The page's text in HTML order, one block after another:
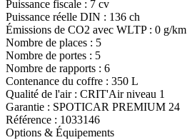
Puissance fiscale : 7 cv
Puissance réelle DIN : 136 ch
Émissions de CO2 avec WLTP : 0 g/km
Nombre de places : 5
Nombre de portes : 5
Nombre de rapports : 6
Contenance du coffre : 350 L
Qualité de l'air : CRIT'Air niveau 1
Garantie : SPOTICAR PREMIUM 24
Référence : 1033146
Options & Équipements